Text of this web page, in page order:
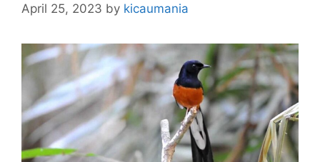
April 25, 2023 by kicaumania